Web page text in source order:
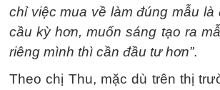
chỉ việc mua về làm đúng mẫu là
cầu kỳ hơn, muốn sáng tạo ra
riêng mình thì cần đầu tư hơn”.
Theo chị Thu, mặc dù trên thị